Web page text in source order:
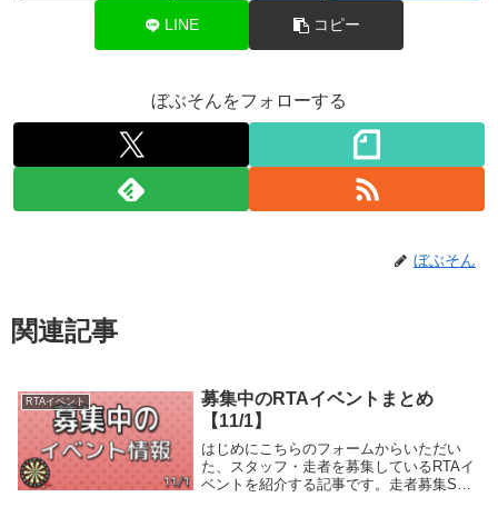
LINE コピー
ぼぶそんをフォローする
ぼぶそん
関連記事
RTAイベント
募集中のRTAイベントまとめ
【11/1】
はじめにこちらのフォームからいただい
た、スタッフ・走者を募集しているRTAイ
ベントを紹介する記事です。走者募集SFC